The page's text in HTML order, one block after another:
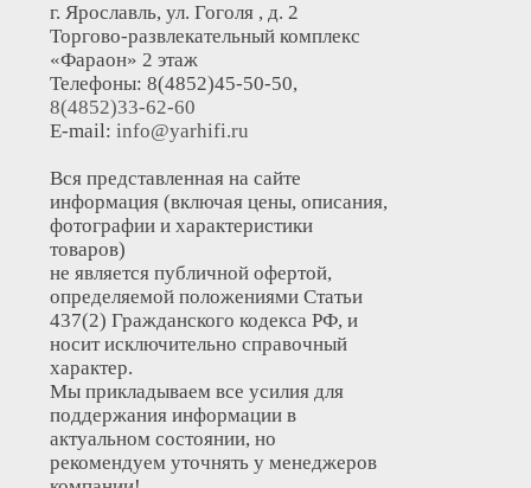
г. Ярославль, ул. Гоголя , д. 2
Торгово-развлекательный комплекс
«Фараон» 2 этаж
Телефоны: 8(4852)45-50-50,
8(4852)33-62-60
E-mail: info@yarhifi.ru
Вся представленная на сайте
информация (включая цены, описания,
фотографии и характеристики
товаров)
не является публичной офертой,
определяемой положениями Статьи
437(2) Гражданского кодекса РФ, и
носит исключительно справочный
характер.
Мы прикладываем все усилия для
поддержания информации в
актуальном состоянии, но
рекомендуем уточнять у менеджеров